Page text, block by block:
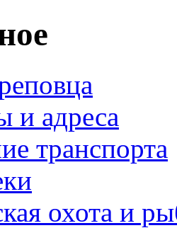
и адреса
транспорта
охота и